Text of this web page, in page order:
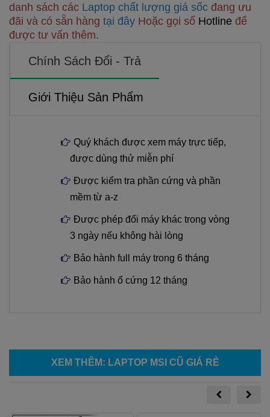
danh sách các Laptop chất lượng giá sốc đang ưu
đãi và có sẵn hàng tại đây Hoặc gọi số Hotline để
được tư vấn thêm.
Chính Sách Đổi - Trả
Giới Thiệu Sản Phẩm
Quý khách được xem máy trực tiếp,
được dùng thử miễn phí
Được kiểm tra phần cứng và phần
mềm từ a-z
Được phép đổi máy khác trong vòng
3 ngày nếu không hài lòng
Bảo hành full máy trong 6 tháng
Bảo hành ổ cứng 12 tháng
XEM THÊM: LAPTOP MSI CŨ GIÁ RẺ